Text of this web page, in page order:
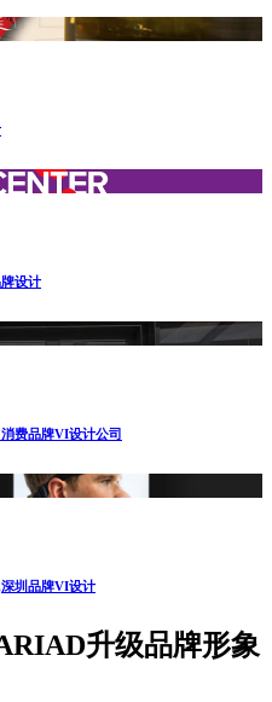
设计
费品牌VI设计公司
圳品牌VI设计
升级品牌形象